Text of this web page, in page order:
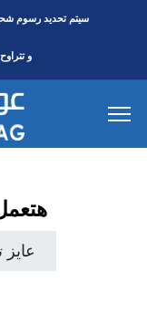
سيتم تحديد رسوم
و تتراوح